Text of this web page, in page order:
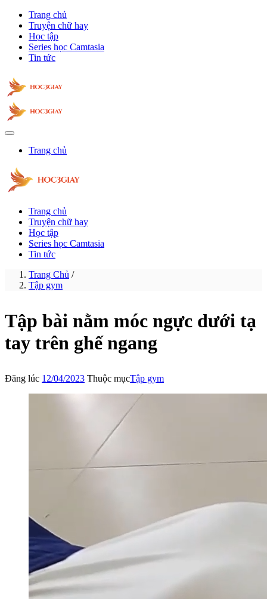
Trang chủ
Truyện chữ hay
Học tập
Series học Camtasia
Tin tức
Trang chủ
Trang chủ
Truyện chữ hay
Học tập
Series học Camtasia
Tin tức
Trang Chủ /
Tập gym
Tập bài nằm móc ngực dưới tạ
tay trên ghế ngang
Đăng lúc 12/04/2023 Thuộc mụcTập gym